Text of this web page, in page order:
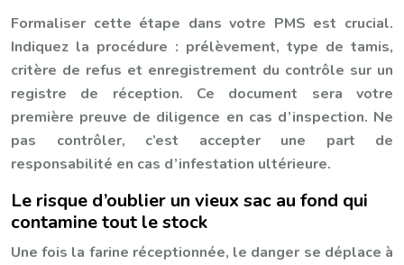
Formaliser cette étape dans votre PMS est crucial.
Indiquez la procédure : prélèvement, type de tamis,
critère de refus et enregistrement du contrôle sur un
registre de réception. Ce document sera votre
première preuve de diligence en cas d’inspection. Ne
pas contrôler, c’est accepter une part de
responsabilité en cas d’infestation ultérieure.
Le risque d’oublier un vieux sac au fond qui
contamine tout le stock
Une fois la farine réceptionnée, le danger se déplace à